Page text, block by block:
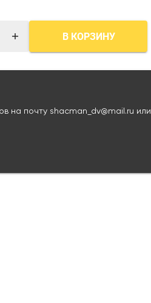
В КОРЗИНУ
на почту shacman_dv@mail.ru или